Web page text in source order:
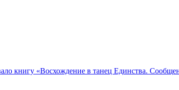
книгу «Восхождение в танец Единства.